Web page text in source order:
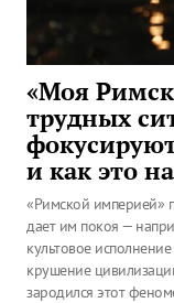
«Моя
трудных
и как это
«Римской империей»
дает им покоя —
культовое
крушение
зародился этот